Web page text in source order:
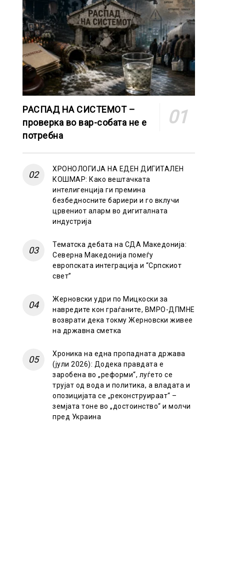
РАСПАД НА СИСТЕМОТ –
проверка во вар-собата не е
потребна
ХРОНОЛОГИЈА НА ЕДЕН ДИГИТАЛЕН
КОШМАР: Како вештачката
интелигенција ги премина
безбедносните бариери и го вклучи
црвениот аларм во дигиталната
индустрија
Тематска дебата на СДА Македонија:
Северна Македонија помеѓу
европската интеграција и “Српскиот
свет”
Жерновски удри по Мицкоски за
навредите кон граѓаните, ВМРО-ДПМНЕ
возврати дека токму Жерновски живее
на државна сметка
Хроника на една пропадната држава
(јули 2026): Додека правдата е
заробена во „реформи“, луѓето се
трујат од вода и политика, а владата и
опозицијата се „реконструираат“ –
земјата тоне во „достоинство“ и молчи
пред Украина